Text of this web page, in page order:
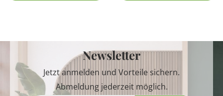
Newsletter
Jetzt anmelden und Vorteile sichern.
Abmeldung jederzeit möglich.